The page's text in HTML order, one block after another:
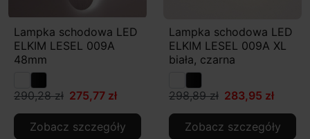
Lampka schodowa LED
ELKIM LESEL 009A
48mm
290,28 zł 275,77 zł
Zobacz szczegóły
Lampka schodowa LED
ELKIM LESEL 009A XL
biała, czarna
298,89 zł 283,95 zł
Zobacz szczegóły